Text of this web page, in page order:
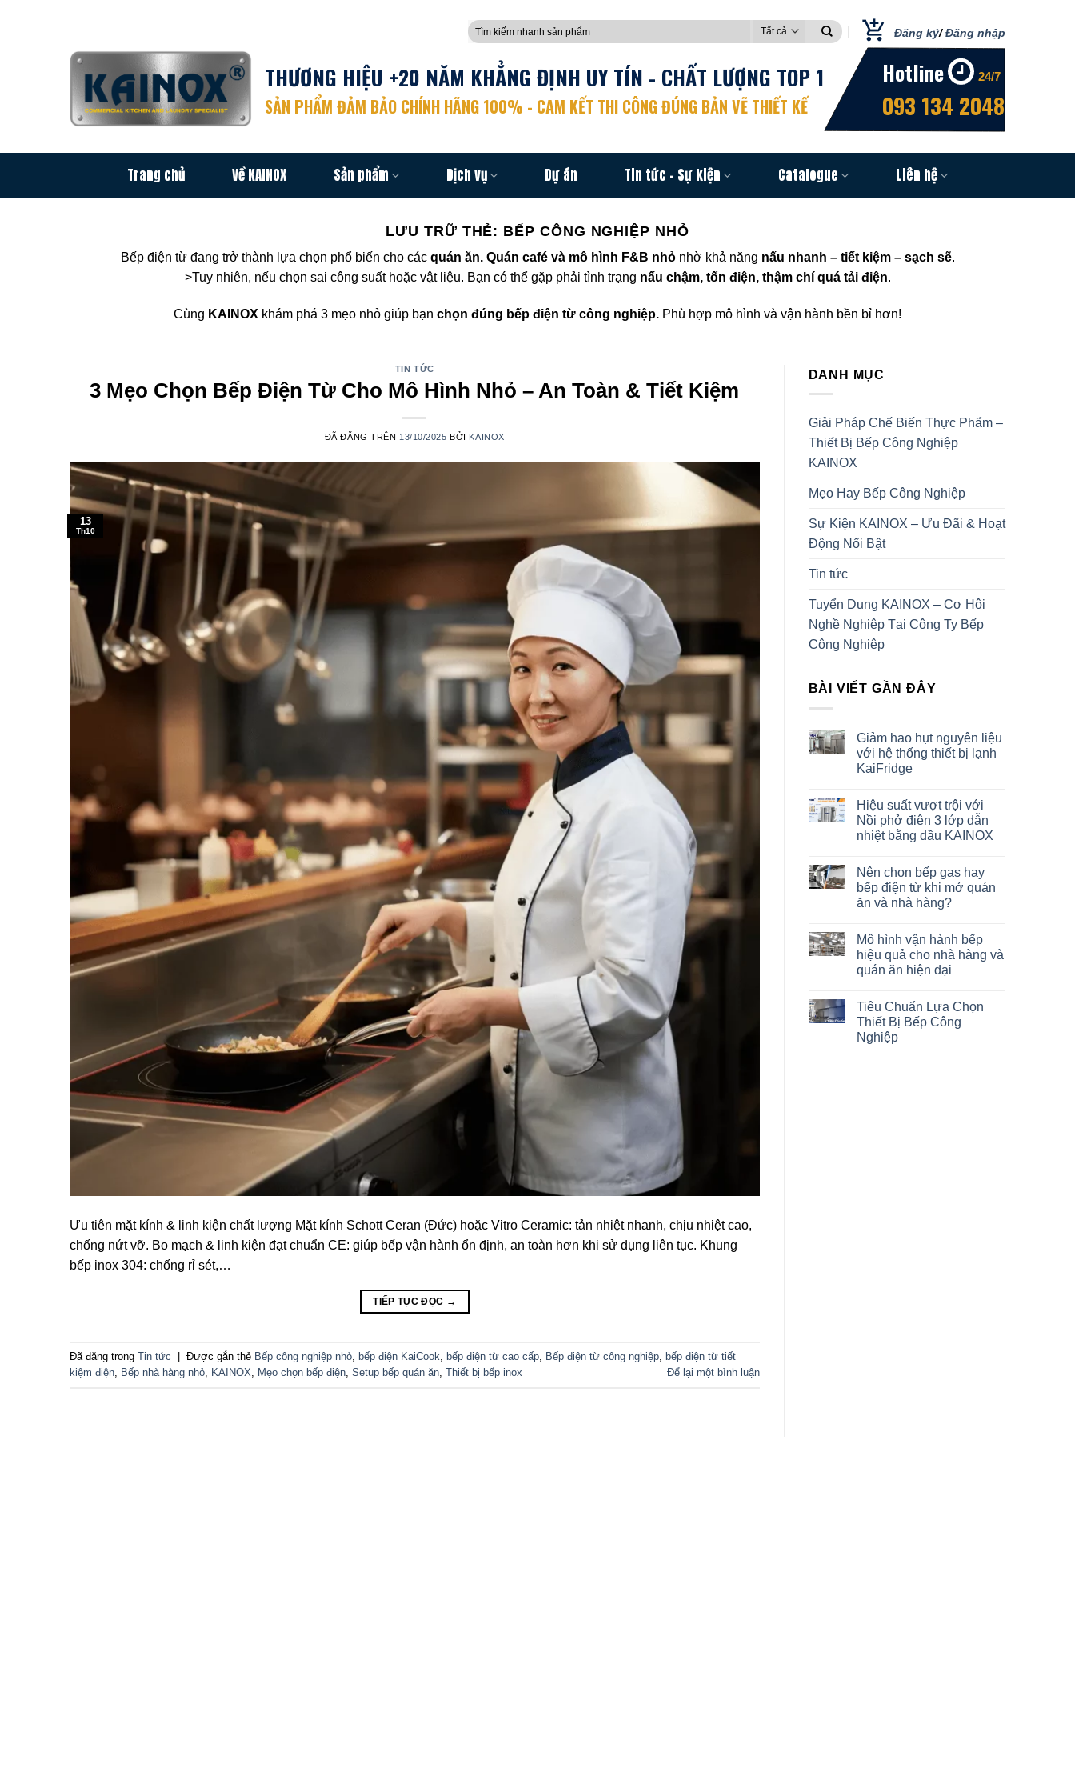
Tìm
kiếm:
Đăng ký/Đăng nhập
THƯƠNG HIỆU +20 NĂM KHẲNG ĐỊNH UY TÍN - CHẤT LƯỢNG TOP 1
SẢN PHẨM ĐẢM BẢO CHÍNH HÃNG 100% - CAM KẾT THI CÔNG ĐÚNG BẢN VẼ THIẾT KẾ
Hotline 24/7
093 134 2048
Trang chủ Về KAINOX Sản phẩm Dịch vụ Dự án Tin tức – Sự kiện Catalogue Liên hệ
LƯU TRỮ THẺ: BẾP CÔNG NGHIỆP NHỎ
Bếp điện từ đang trở thành lựa chọn phổ biến cho các quán ăn. Quán café và mô hình F&B nhỏnhờ khả năng nấu nhanh – tiết kiệm – sạch sẽ.
>Tuy nhiên, nếu chọn sai công suất hoặc vật liệu. Bạn có thể gặp phải tình trạng nấu chậm, tốn điện, thậm chí quá tải điện.
Cùng KAINOX khám phá 3 mẹo nhỏ giúp bạn chọn đúng bếp điện từ công nghiệp. Phù hợp mô hình và vận hành bền bỉ hơn!
TIN TỨC
3 Mẹo Chọn Bếp Điện Từ Cho Mô Hình Nhỏ – An Toàn & Tiết Kiệm
ĐÃ ĐĂNG TRÊN 13/10/2025 BỞI KAINOX
13
Th10
Ưu tiên mặt kính & linh kiện chất lượng Mặt kính Schott Ceran (Đức) hoặc Vitro Ceramic: tản nhiệt nhanh, chịu nhiệt cao,
chống nứt vỡ. Bo mạch & linh kiện đạt chuẩn CE: giúp bếp vận hành ổn định, an toàn hơn khi sử dụng liên tục. Khung
bếp inox 304: chống rỉ sét,…
TIẾP TỤC ĐỌC →
Đã đăng trong Tin tức Được gắn thẻ Bếp công nghiệp nhỏ bếp điện KaiCook bếp điện từ cao cấp Bếp điện từ công nghiệp
bếp điện từ tiết
kiệm điện
Bếp nhà hàng nhỏ KAINOX Mẹo chọn bếp điện Setup bếp quán ăn Thiết bị bếp inox Để lại một bình luận
DANH MỤC
Giải Pháp Chế Biến Thực Phẩm –
Thiết Bị Bếp Công Nghiệp
KAINOX
Mẹo Hay Bếp Công Nghiệp
Sự Kiện KAINOX – Ưu Đãi & Hoạt
Động Nổi Bật
Tin tức
Tuyển Dụng KAINOX – Cơ Hội
Nghề Nghiệp Tại Công Ty Bếp
Công Nghiệp
BÀI VIẾT GẦN ĐÂY
Giảm hao hụt nguyên liệu
với hệ thống thiết bị lạnh
KaiFridge
Hiệu suất vượt trội với
Nồi phở điện 3 lớp dẫn
nhiệt bằng dầu KAINOX
Nên chọn bếp gas hay
bếp điện từ khi mở quán
ăn và nhà hàng?
Mô hình vận hành bếp
hiệu quả cho nhà hàng và
quán ăn hiện đại
Tiêu Chuẩn Lựa Chọn
Thiết Bị Bếp Công
Nghiệp